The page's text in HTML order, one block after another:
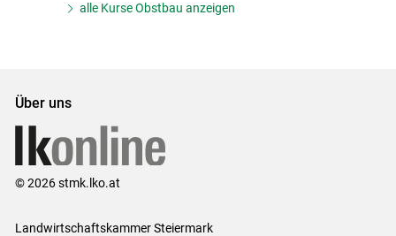
alle Kurse Obstbau anzeigen
Über uns
© 2026 stmk.lko.at
Landwirtschaftskammer Steiermark